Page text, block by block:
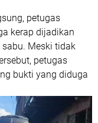
petugas
kerap dijadikan
Meski tidak
petugas
bukti yang diduga